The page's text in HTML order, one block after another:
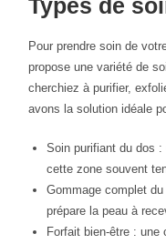
Types de
Pour prendre soin de
propose une variété de
cherchiez à purifier,
avons la solution idéale
Soin purifiant du dos
cette zone souvent
Gommage complet
prépare la peau à
Forfait bien-être : une